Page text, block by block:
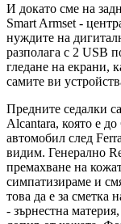
И докато сме на
Smart Armset -
нуждите на
разполага с 2 USB
гледане на екрани,
самите ви
Предните седалки
Alcantara, която е
автомобил след
видим. Генерално
премахване на
симпатизираме и
това да е за сметка
- зърнестна